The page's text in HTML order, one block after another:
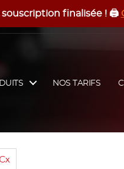
finalisée ! 🖨️
Devis
NOS TARIFS